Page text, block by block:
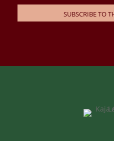
SUBSCRIBE TO